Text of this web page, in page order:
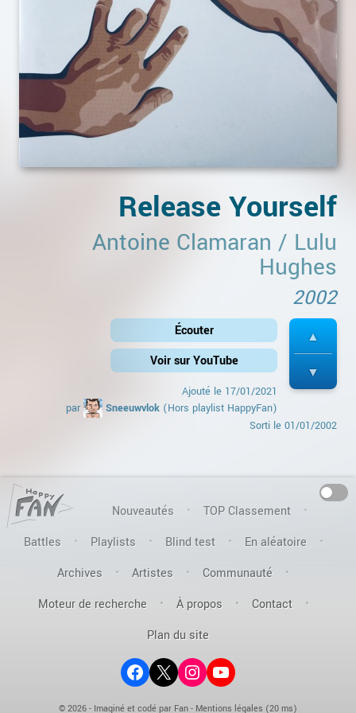
Release Yourself
Antoine Clamaran / Lulu
Hughes
2002
Écouter
Voir sur YouTube
Ajouté le 17/01/2021
par
Sneeuwvlok (Hors playlist HappyFan)
Sorti le 01/01/2002
Nouveautés
TOP Classement
Battles
Playlists Blind test
En aléatoire
Archives
Artistes
Communauté
Moteur de recherche
À propos
Contact
Plan du site
Facebook
X (ex-Twitter)Instagram
YouTube
© 2026 - Imaginé et codé par Fan - Mentions légales (20 ms)
On